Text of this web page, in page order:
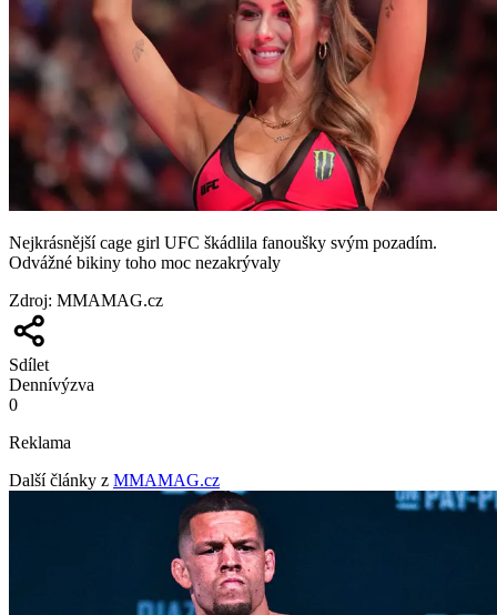
Nejkrásnější cage girl UFC škádlila fanoušky svým pozadím.
Odvážné bikiny toho moc nezakrývaly
Zdroj: MMAMAG.cz
Sdílet
Dennívýzva
0
Reklama
Další články z MMAMAG.cz